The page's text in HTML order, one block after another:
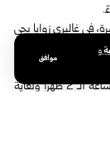
و
موافق
في غاليري زوايا بحي
الأغنام”، في صالة سينما سيتي دمشق، من الساعة الـ 2 ظهراً ولغاية